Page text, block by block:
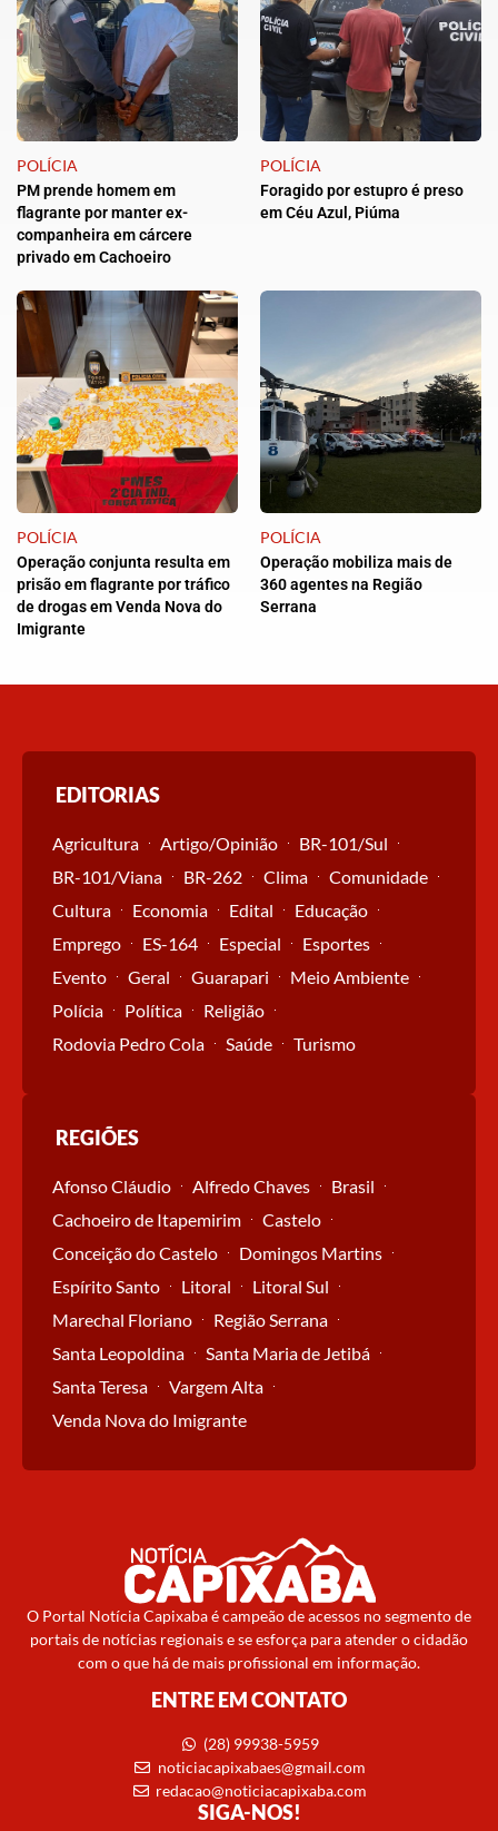
POLÍCIA
PM prende homem em
flagrante por manter ex-
companheira em cárcere
privado em Cachoeiro
POLÍCIA
Foragido por estupro é preso
em Céu Azul, Piúma
POLÍCIA
Operação conjunta resulta em
prisão em flagrante por tráfico
de drogas em Venda Nova do
Imigrante
POLÍCIA
Operação mobiliza mais de
360 agentes na Região
Serrana
EDITORIAS
Agricultura Artigo/Opinião
BR-101/Sul
BR-101/Viana
BR-262 Clima
Comunidade
Cultura
Economia Edital
Educação
Emprego
ES-164 Especial
Esportes
Evento
Geral Guarapari
Meio Ambiente
Polícia
Política
Religião
Rodovia Pedro Cola
Saúde Turismo
REGIÕES
Afonso Cláudio Alfredo Chaves
Brasil
Cachoeiro de Itapemirim
Castelo
Conceição do Castelo
Domingos Martins
Espírito Santo
Litoral
Litoral Sul
Marechal Floriano
Região Serrana
Santa Leopoldina
Santa Maria de Jetibá
Santa Teresa
Vargem Alta
Venda Nova do Imigrante
O Portal Notícia Capixaba é campeão de acessos no segmento de
portais de notícias regionais e se esforça para atender o cidadão
com o que há de mais profissional em informação.
ENTRE EM CONTATO
(28) 99938-5959
noticiacapixabaes@gmail.com
redacao@noticiacapixaba.com
SIGA-NOS!